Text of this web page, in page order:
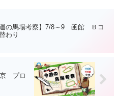
週の馬場考察】7/8～9 函館 Ｂコ
わり
京 プロ